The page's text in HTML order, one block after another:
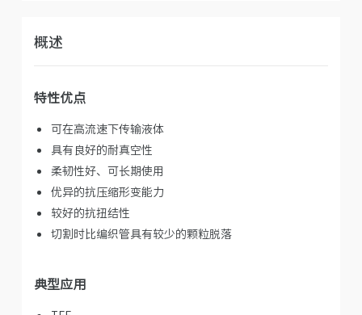
概述
特性优点
可在高流速下传输液体
具有良好的耐真空性
柔韧性好、可长期使用
优异的抗压缩形变能力
较好的抗扭结性
切割时比编织管具有较少的颗粒脱落
典型应用